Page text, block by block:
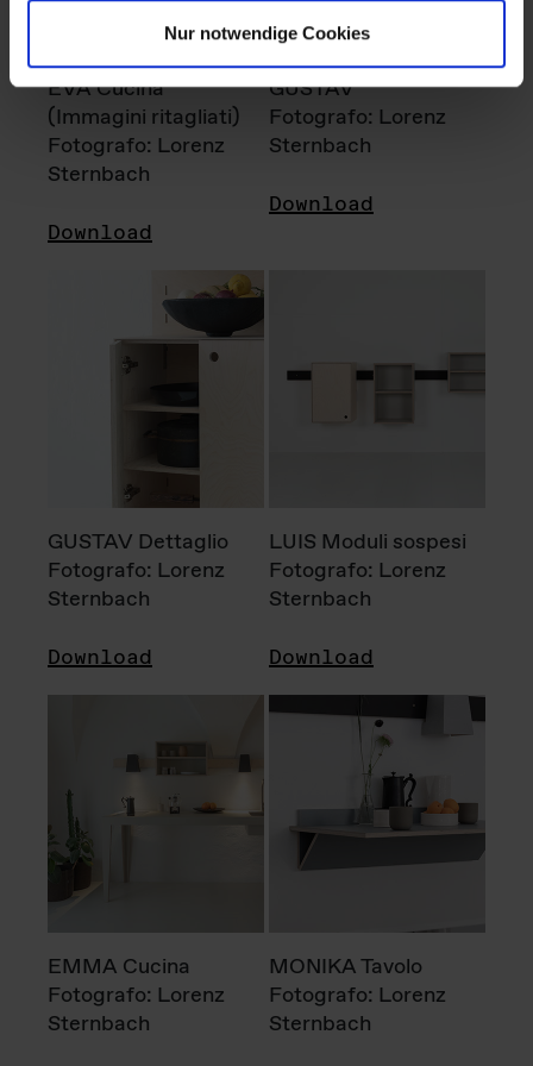
Nur notwendige Cookies
EVA Cucina
(Immagini ritagliati)
Fotografo: Lorenz
Sternbach
Download
GUSTAV
Fotografo: Lorenz
Sternbach
Download
GUSTAV Dettaglio
Fotografo: Lorenz
Sternbach
Download
LUIS Moduli sospesi
Fotografo: Lorenz
Sternbach
Download
EMMA Cucina
Fotografo: Lorenz
Sternbach
MONIKA Tavolo
Fotografo: Lorenz
Sternbach